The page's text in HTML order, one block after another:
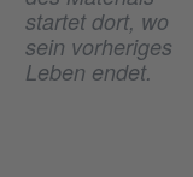
startet dort, wo
sein vorheriges
Leben endet.